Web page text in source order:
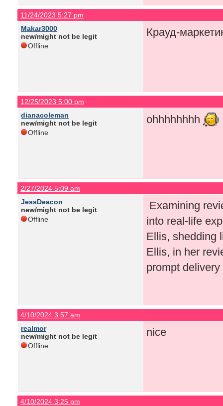
11/24/2023 5:27 pm
Makar3000
new/might not be legit
Offline
Крауд-
12/25/2023 5:00 pm
dianacoleman
new/might not be legit
Offline
ohhhhhhhh
2/27/2024 5:09 am
JessDeacon
new/might not be legit
Offline
Examining
into real-life
Ellis, shedding
Ellis, in her
prompt
4/10/2024 3:57 am
realmor
new/might not be legit
Offline
nice
4/10/2024 3:25 pm